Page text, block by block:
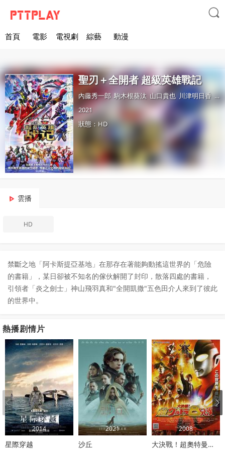

首頁 電影 電視劇 綜藝 動漫
聖刃＋全開者 超級英雄戰記
內藤秀一郎 駒木根葵汰 山口貴也 川津明日香 青
2021
狀態：HD
雲播
HD
禁斷之地「阿卡斯提亞基地」在那存在著能夠動搖這世界的「危險
的書籍」，某日卻被不知名的傢伙解開了封印，散落四處的書籍，
引領者「炎之劍士」神山飛羽真和"全開凱撒"五色田介人來到了彼此
的世界中。
熱播剧情片
2014
星際穿越
2021
沙丘
2008
大決戰！超奧特曼八兄弟